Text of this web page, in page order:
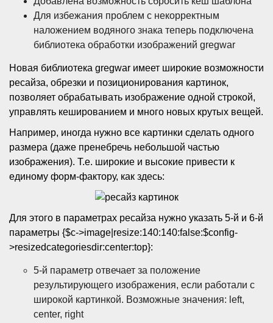
Для избежания проблем с некорректным
наложением водяного знака теперь подключена
библиотека обработки изображений gregwar
Новая библиотека gregwar имеет широкие возможности
ресайза, обрезки и позиционирования картинок,
позволяет обрабатывать изображение одной строкой,
управлять кешированием и много новых крутых вещей.
Например, иногда нужно все картинки сделать одного
размера (даже пренебречь небольшой частью
изображения). Т.е. широкие и высокие привести к
единому форм-фактору, как здесь:
Для этого в параметрах ресайза нужно указать 5-й и 6-й
параметры {$c->image|resize:140:140:false:$config-
>resizedcategoriesdir:center:top}:
5-й параметр отвечает за положение
результирующего изображения, если работали с
широкой картинкой. Возможные значения: left,
center, right